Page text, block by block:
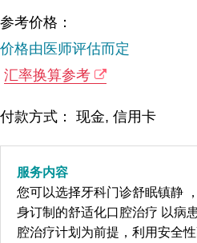
参考价格：
价格由医师评估而定
汇率换算参考
付款方式： 现金, 信用卡
服务内容
您可以选择牙科门诊舒眠镇静
身订制的舒适化口腔治疗 以病
腔治疗计划为前提，利用安全